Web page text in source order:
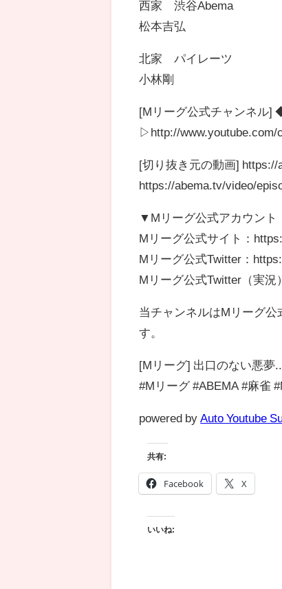
西家 渋谷Abema
松本吉弘
北家 パイレーツ
小林剛
[Mリーグ公式チャンネル]
▷http://www.youtube.com/
[切り抜き元の動画] https://
https://abema.tv/video/
▼Mリーグ公式アカウント
Mリーグ公式サイト：
Mリーグ公式Twitter：
Mリーグ公式Twitter（実
当チャンネルはMリーグ公
す。
[Mリーグ] 出口のない悪夢
#Mリーグ #ABEMA #麻雀
powered by Auto Youtube
共有:
Facebook X
いいね: